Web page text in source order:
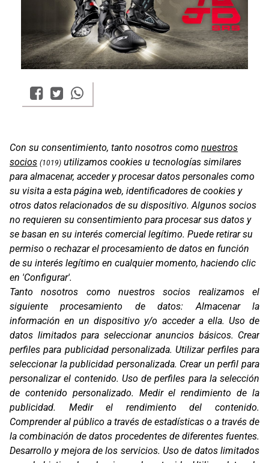
Gavà (Barcelona)
Contacto
T. (+34) 93 638 38 60
Email:corver@corver.es
Marcas
Productos
Compañía
Blog
Contacto
FAQ
Con su consentimiento, tanto nosotros como nuestros
socios (1019) utilizamos cookies u tecnologías similares
para almacenar, acceder y procesar datos personales como
su visita a esta página web, identificadores de cookies y
otros datos relacionados de su dispositivo. Algunos socios
no requieren su consentimiento para procesar sus datos y
se basan en su interés comercial legítimo. Puede retirar su
permiso o rechazar el procesamiento de datos en función
de su interés legítimo en cualquier momento, haciendo clic
en 'Configurar'.
Tanto nosotros como nuestros socios realizamos el
siguiente procesamiento de datos:Almacenar la
información en un dispositivo y/o acceder a ella. Uso de
datos limitados para seleccionar anuncios básicos. Crear
perfiles para publicidad personalizada.Utilizar perfiles para
seleccionar la publicidad personalizada. Crear un perfil para
personalizar el contenido. Uso de perfiles para la selección
de contenido personalizado. Medir el rendimiento de la
publicidad. Medir el rendimiento del contenido.
Comprender al público a través de estadísticas o a través de
la combinación de datos procedentes de diferentes fuentes.
Desarrollo y mejora de los servicios.Uso de datos limitados